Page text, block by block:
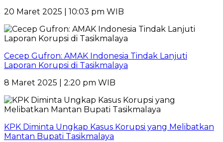
20 Maret 2025 | 10:03 pm WIB
Cecep Gufron: AMAK Indonesia Tindak Lanjuti
Laporan Korupsi di Tasikmalaya
8 Maret 2025 | 2:20 pm WIB
KPK Diminta Ungkap Kasus Korupsi yang Melibatkan
Mantan Bupati Tasikmalaya